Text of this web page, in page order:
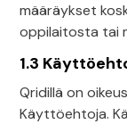
määräykset
oppilaitosta tai
1.3
Qridillä on
Käyttöehtoja.